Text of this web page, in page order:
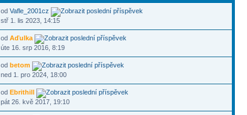
odVafle_2001cz
stř 1. lis 2023, 14:15
odAďulka
úte 16. srp 2016, 8:19
odbetom
ned 1. pro 2024, 18:00
odEbrithill
pát 26. kvě 2017, 19:10